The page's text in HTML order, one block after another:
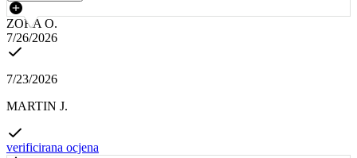
ZORA O.
7/26/2026
7/23/2026
MARTIN J.
verificirana ocjena